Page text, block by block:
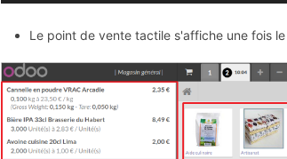
Le point de vente tactile s'affiche une fois